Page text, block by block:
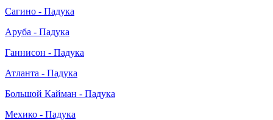
Сагино - Падука
Аруба - Падука
Ганнисон - Падука
Атланта - Падука
Большой Кайман - Падука
Мехико - Падука